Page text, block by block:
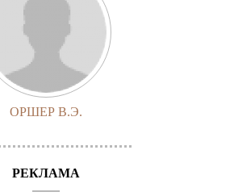
ОРШЕР В.Э.
РЕКЛАМА